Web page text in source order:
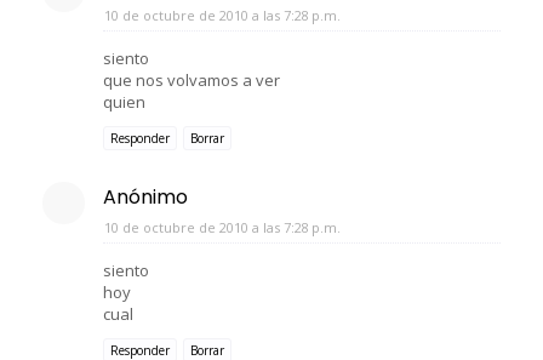
10 de octubre de 2010 a las 7:28 p.m.
siento
que nos volvamos a ver
quien
Responder Borrar
Anónimo
10 de octubre de 2010 a las 7:28 p.m.
siento
hoy
cual
Responder Borrar